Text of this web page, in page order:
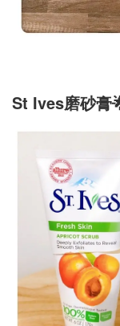
St Ives磨砂膏